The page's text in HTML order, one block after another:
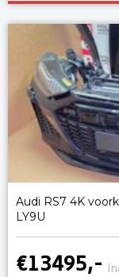
Audi RS7 4K
LY9U
€13495,-